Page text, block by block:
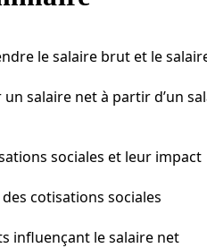
le salaire brut et le
un salaire net à partir d’un
sociales et leur impact
cotisations sociales
influençant le salaire net